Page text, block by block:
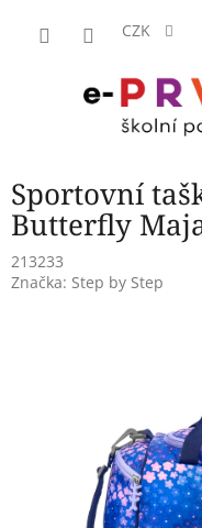
CZK
Sportovní
Butterfly
213233
Značka: Step by Step